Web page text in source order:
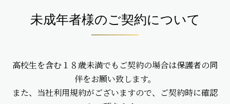
未成年者様のご契約について
高校生を含む１８歳未満でもご契約の場合は保護者の同
伴をお願い致します。
また、当社利用規約がございますので、ご契約時に確認